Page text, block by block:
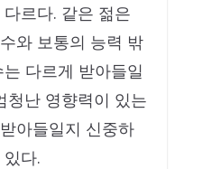
르다. 같은 젊은
와 보통의 능력 밖
다르게 받아들일
청난 영향력이 있는
아들일지 신중하
다.